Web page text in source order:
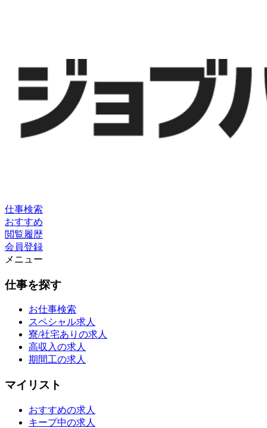
仕事検索
おすすめ
閲覧履歴
会員登録
メニュー
仕事を探す
お仕事検索
スペシャル求人
寮/社宅ありの求人
高収入の求人
期間工の求人
マイリスト
おすすめの求人
キープ中の求人